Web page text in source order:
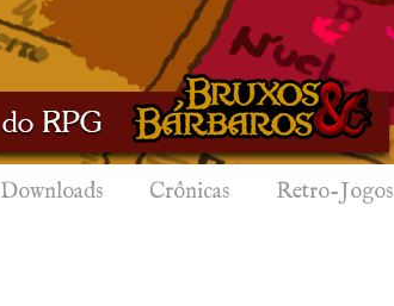
Downloads Crônicas Retro-Jogos